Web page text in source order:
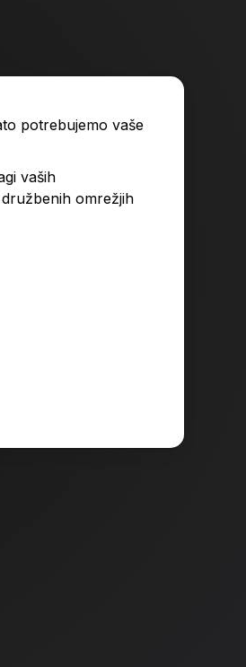
potrebujemo vaše
vaših
omrežjih